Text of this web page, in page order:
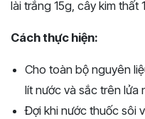
lài trắng 15g, cây kim thất
Cách thực hiện:
Cho toàn bộ nguyên
lít nước và sắc trên lửa
Đợi khi nước thuốc sôi